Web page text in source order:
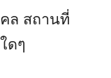
ล สถานที่
ดๆ